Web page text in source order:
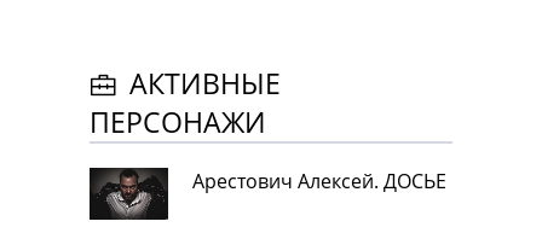
АКТИВНЫЕ
ПЕРСОНАЖИ
Арестович Алексей. ДОСЬЕ